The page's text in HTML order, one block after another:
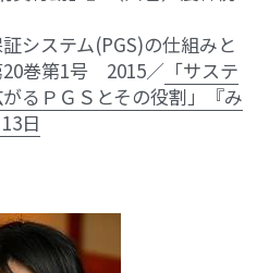
システム(PGS)の仕組みと
巻第1号　2015／「サステ
るＰＧＳとその役割」『み
日